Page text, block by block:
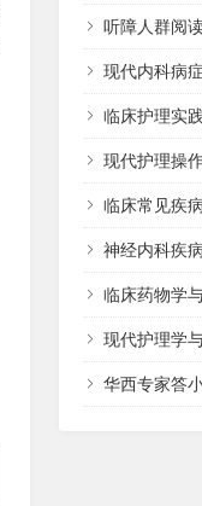
听障人群阅读加工中
现代内科病症诊
临床护理实践与
现代护理操作与管
临床常见疾病护理
神经内科疾病临床诊
临床药物学与中药
现代护理学与护理
华西专家答小儿外科